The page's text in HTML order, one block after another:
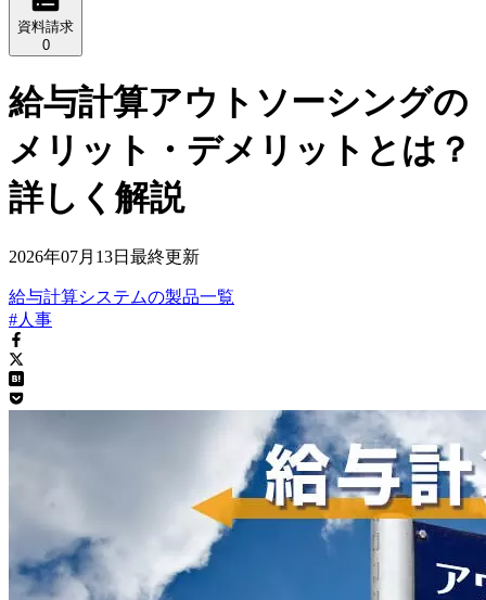
資料請求
0
給与計算アウトソーシングの
メリット・デメリットとは？
詳しく解説
2026年07月13日 最終更新
給与計算システムの製品一覧
#人事